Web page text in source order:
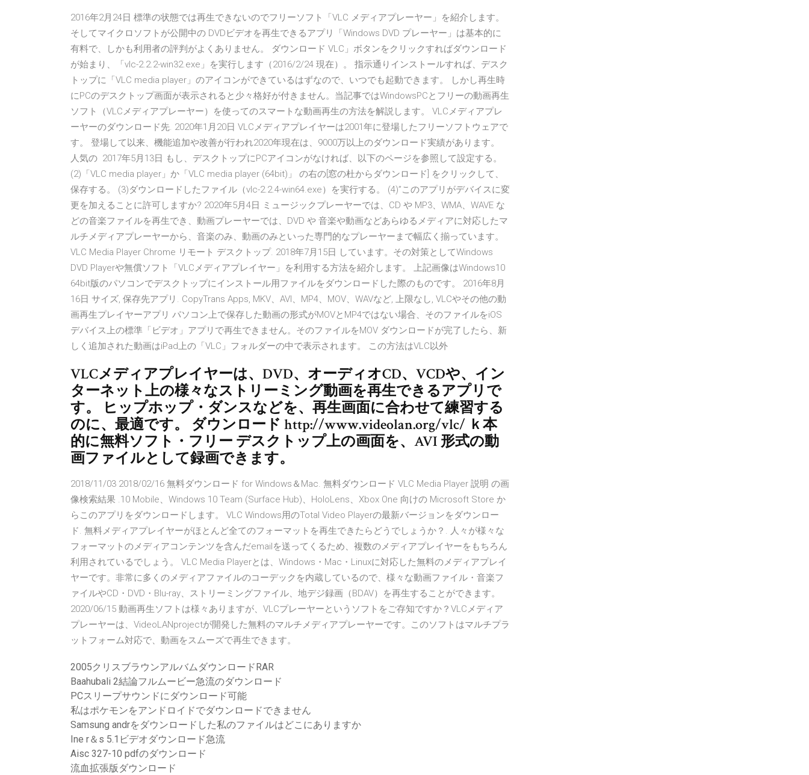
2016年2月24日 標準の状態では再生できないのでフリーソフト「VLC メディアプレーヤー」を紹介します。
そしてマイクロソフトが公開中の DVDビデオを再生できるアプリ「Windows DVD プレーヤー」は基本的に
有料で、しかも利用者の評判がよくありません。 ダウンロード VLC」ボタンをクリックすればダウンロード
が始まり、「vlc-2.2.2-win32.exe」を実行します（2016/2/24 現在）。 指示通りインストールすれば、デスク
トップに「VLC media player」のアイコンができているはずなので、いつでも起動できます。 しかし再生時
にPCのデスクトップ画面が表示されると少々格好が付きません。当記事ではWindowsPCとフリーの動画再生
ソフト（VLCメディアプレーヤー）を使ってのスマートな動画再生の方法を解説します。 VLCメディアプレ
ーヤーのダウンロード先. 2020年1月20日 VLCメディアプレイヤーは2001年に登場したフリーソフトウェアで
す。 登場して以来、機能追加や改善が行われ2020年現在は、9000万以上のダウンロード実績があります。
人気の 2017年5月13日 もし、デスクトップにPCアイコンがなければ、以下のページを参照して設定する。
(2)「VLC media player」か「VLC media player (64bit)」 の右の[窓の杜からダウンロード] をクリックして、
保存する。 (3)ダウンロードしたファイル（vlc-2.2.4-win64.exe）を実行する。 (4)”このアプリがデバイスに変
更を加えることに許可しますか? 2020年5月4日 ミュージックプレーヤーでは、CD や MP3、WMA、WAVE な
どの音楽ファイルを再生でき、動画プレーヤーでは、DVD や 音楽や動画などあらゆるメディアに対応したマ
ルチメディアプレーヤーから、音楽のみ、動画のみといった専門的なプレーヤーまで幅広く揃っています。
VLC Media Player Chrome リモート デスクトップ. 2018年7月15日 しています。その対策としてWindows
DVD Playerや無償ソフト「VLCメディアプレイヤー」を利用する方法を紹介します。 上記画像はWindows10
64bit版のパソコンでデスクトップにインストール用ファイルをダウンロードした際のものです。 2016年8月
16日 サイズ, 保存先アプリ. CopyTrans Apps, MKV、AVI、MP4、MOV、WAVなど, 上限なし, VLCやその他の動
画再生プレイヤーアプリ パソコン上で保存した動画の形式がMOVとMP4ではない場合、そのファイルをiOS
デバイス上の標準「ビデオ」アプリで再生できません。そのファイルをMOV ダウンロードが完了したら、新
しく追加された動画はiPad上の「VLC」フォルダーの中で表示されます。 この方法はVLC以外
VLCメディアプレイヤーは、DVD、オーディオCD、VCDや、イン
ターネット上の様々なストリーミング動画を再生できるアプリで
す。 ヒップホップ・ダンスなどを、再生画面に合わせて練習する
のに、最適です。 ダウンロード http://www.videolan.org/vlc/ ｋ本
的に無料ソフト・フリー デスクトップ上の画面を、AVI 形式の動
画ファイルとして録画できます。
2018/11/03 2018/02/16 無料ダウンロード for Windows＆Mac. 無料ダウンロード VLC Media Player 説明 の画
像検索結果 .10 Mobile、Windows 10 Team (Surface Hub)、HoloLens、Xbox One 向けの Microsoft Store か
らこのアプリをダウンロードします。 VLC Windows用のTotal Video Playerの最新バージョンをダウンロー
ド. 無料メディアプレイヤーがほとんど全てのフォーマットを再生できたらどうでしょうか？. 人々が様々な
フォーマットのメディアコンテンツを含んだemailを送ってくるため、複数のメディアプレイヤーをもちろん
利用されているでしょう。 VLC Media Playerとは、Windows・Mac・Linuxに対応した無料のメディアプレイ
ヤーです。非常に多くのメディアファイルのコーデックを内蔵しているので、様々な動画ファイル・音楽フ
ァイルやCD・DVD・Blu-ray、ストリーミングファイル、地デジ録画（BDAV）を再生することができます。
2020/06/15 動画再生ソフトは様々ありますが、VLCプレーヤーというソフトをご存知ですか？VLCメディア
プレーヤーは、VideoLANprojectが開発した無料のマルチメディアプレーヤーです。このソフトはマルチプラ
ットフォーム対応で、動画をスムーズで再生できます。
2005クリスブラウンアルバムダウンロードRAR
Baahubali 2結論フルムービー急流のダウンロード
PCスリープサウンドにダウンロード可能
私はポケモンをアンドロイドでダウンロードできません
Samsung andrをダウンロードした私のファイルはどこにありますか
Ine r＆s 5.1ビデオダウンロード急流
Aisc 327-10 pdfのダウンロード
流血拡張版ダウンロード